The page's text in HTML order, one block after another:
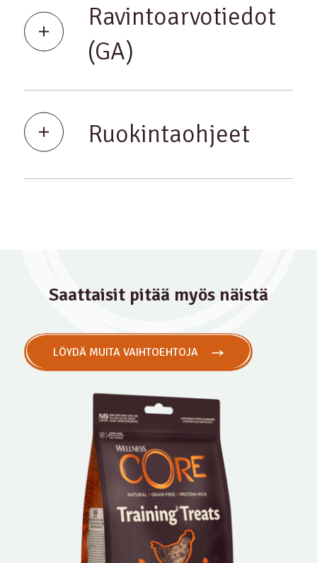
Ravintoarvotiedot
(GA)
Ruokintaohjeet
Saattaisit pitää myös näistä
LÖYDÄ MUITA VAIHTOEHTOJA